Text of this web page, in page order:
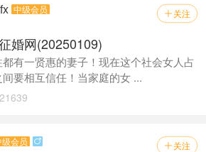
 关注
中级会员
婚网(20250109)
有一贤惠的妻子！现在这个社会女人占
要相互信任！当家庭的女 ...
21639
 关注
级会员 